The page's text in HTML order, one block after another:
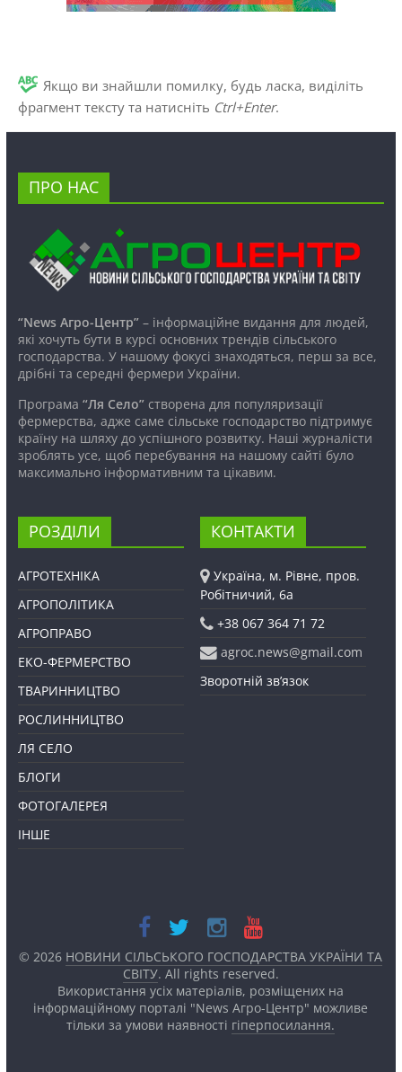
Якщо ви знайшли помилку, будь ласка, виділіть
фрагмент тексту та натисніть Ctrl+Enter.
ПРО НАС
“News Агро-Центр”– інформаційне видання для людей,
які хочуть бути в курсі основних трендів сільського
господарства. У нашому фокусі знаходяться, перш за все,
дрібні та середні фермери України.
Програма “Ля Село”створена для популяризації
фермерства, адже саме сільське господарство підтримує
країну на шляху до успішного розвитку. Наші журналісти
зроблять усе, щоб перебування на нашому сайті було
максимально інформативним та цікавим.
РОЗДІЛИ
АГРОТЕХНІКА
АГРОПОЛІТИКА
АГРОПРАВО
ЕКО-ФЕРМЕРСТВО
ТВАРИННИЦТВО
РОСЛИННИЦТВО
ЛЯ СЕЛО
БЛОГИ
ФОТОГАЛЕРЕЯ
ІНШЕ
КОНТАКТИ
Україна, м. Рівне, пров.
Робітничий, 6а
+38 067 364 71 72
agroc.news@gmail.com
Зворотній зв’язок
© 2026 НОВИНИ СІЛЬСЬКОГО ГОСПОДАРСТВА УКРАЇНИ ТА
СВІТУ. All rights reserved.
Використання усіх матеріалів, розміщених на
інформаційному порталі "News Агро-Центр" можливе
тільки за умови наявності гіперпосилання.